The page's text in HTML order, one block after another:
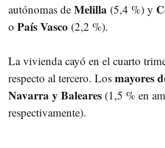
autónomas de Melilla (5,4 %) y
o País Vasco (2,2 %).
La vivienda cayó en el cuarto
respecto al tercero. Los mayores
Navarra y Baleares (1,5 % en
respectivamente).